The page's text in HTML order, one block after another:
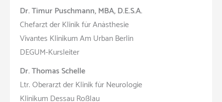
Dr. Timur Puschmann, MBA, D.E.S.A.
Chefarzt der Klinik für Anästhesie
Vivantes Klinikum Am Urban Berlin
DEGUM-Kursleiter
Dr. Thomas Schelle
Ltr. Oberarzt der Klinik für Neurologie
Klinikum Dessau Roßlau